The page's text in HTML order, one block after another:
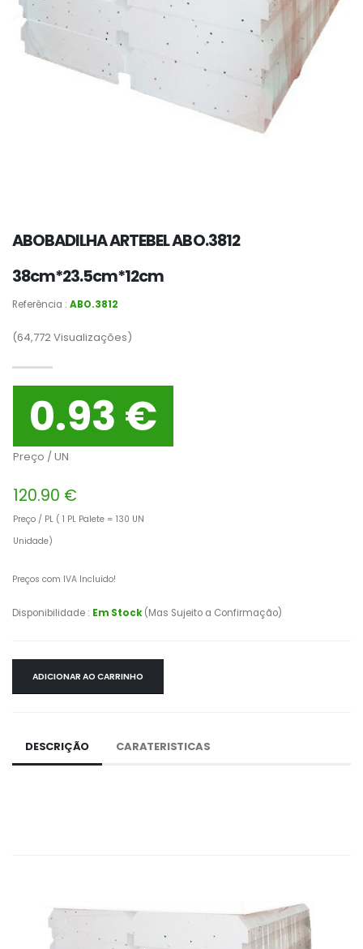
ABOBADILHA ARTEBEL ABO.3812
38cm*23.5cm*12cm
Referência : ABO.3812
(64,772Visualizações)
0.93 €
Preço / UN
120.90 €
Preço / PL ( 1 PL Palete = 130 UN
Unidade)
Preços com IVA Incluído!
Disponibilidade : Em Stock(Mas Sujeito a Confirmação)
ADICIONAR AO CARRINHO
DESCRIÇÃO CARATERISTICAS